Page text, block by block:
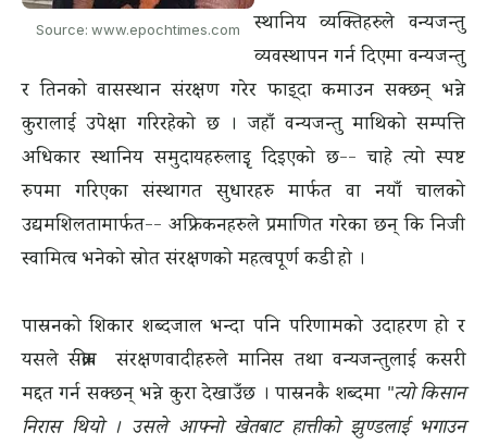
Source: www.epochtimes.com
स्थानिय व्यक्तिहरुले वन्यजन्तु
व्यवस्थापन गर्न दिएमा वन्यजन्तु
र तिनको वासस्थान संरक्षण गरेर फाइ्दा कमाउन सक्छन् भन्ने
कुरालाई उपेक्षा गरिरहेको छ । जहाँ वन्यजन्तु माथिको सम्पत्ति
अधिकार स्थानिय समुदायहरुलाइृ दिइएको छ-- चाहे त्यो स्पष्ट
रुपमा गरिएका संस्थागत सुधारहरु मार्फत वा नयाँ चालको
उद्यमशिलतामार्फत-- अफ्रिकनहरुले प्रमाणित गरेका छन् कि निजी
स्वामित्व भनेको स्रोत संरक्षणको महत्वपूर्ण कडी हो ।
पास्रनको शिकार शब्दजाल भन्दा पनि परिणामको उदाहरण हो र
यसले सक्रीय संरक्षणवादीहरुले मानिस तथा वन्यजन्तुलाई कसरी
मद्दत गर्न सक्छन् भन्ने कुरा देखाउँछ । पास्रनकै शब्दमा "त्यो किसान
निरास थियो । उसले आफ्नो खेतबाट हात्तीको झुण्डलाई भगाउन